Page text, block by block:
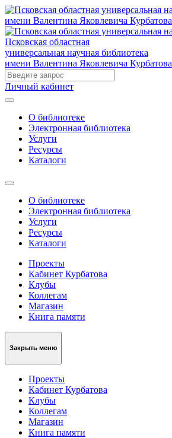
Псковская областная
универсальная научная библиотека
имени Валентина Яковлевича Курбатова
Личный кабинет
О библиотеке
Электронная библиотека
Услуги
Ресурсы
Каталоги
О библиотеке
Электронная библиотека
Услуги
Ресурсы
Каталоги
Проекты
Кабинет Курбатова
Клубы
Коллегам
Магазин
Книга памяти
Закрыть меню
Проекты
Кабинет Курбатова
Клубы
Коллегам
Магазин
Книга памяти